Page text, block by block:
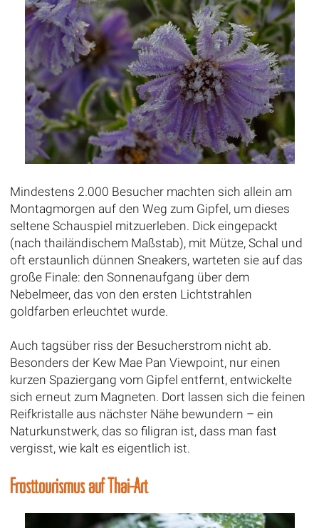
Mindestens 2.000 Besucher machten sich allein am
Montagmorgen auf den Weg zum Gipfel, um dieses
seltene Schauspiel mitzuerleben. Dick eingepackt
(nach thailändischem Maßstab), mit Mütze, Schal und
oft erstaunlich dünnen Sneakers, warteten sie auf das
große Finale: den Sonnenaufgang über dem
Nebelmeer, das von den ersten Lichtstrahlen
goldfarben erleuchtet wurde.
Auch tagsüber riss der Besucherstrom nicht ab.
Besonders der Kew Mae Pan Viewpoint, nur einen
kurzen Spaziergang vom Gipfel entfernt, entwickelte
sich erneut zum Magneten. Dort lassen sich die feinen
Reifkristalle aus nächster Nähe bewundern – ein
Naturkunstwerk, das so filigran ist, dass man fast
vergisst, wie kalt es eigentlich ist.
Frosttourismus auf Thai-Art